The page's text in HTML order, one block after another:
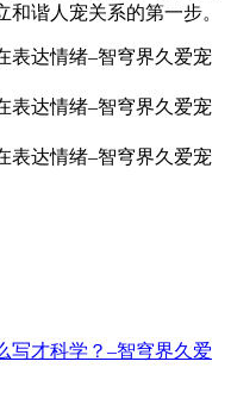
谐人宠关系的第一步。